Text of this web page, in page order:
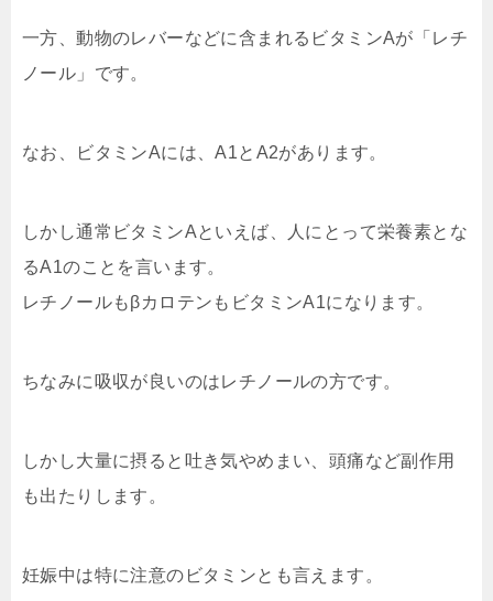
一方、動物のレバーなどに含まれるビタミンAが「レチ
ノール」です。
なお、ビタミンAには、A1とA2があります。
しかし通常ビタミンAといえば、人にとって栄養素とな
るA1のことを言います。
レチノールもβカロテンもビタミンA1になります。
ちなみに吸収が良いのはレチノールの方です。
しかし大量に摂ると吐き気やめまい、頭痛など副作用
も出たりします。
妊娠中は特に注意のビタミンとも言えます。